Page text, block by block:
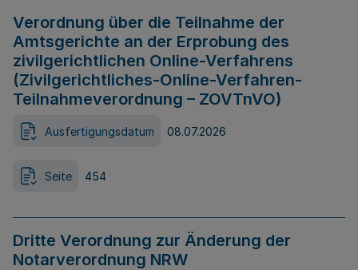
Verordnung über die Teilnahme der
Amtsgerichte an der Erprobung des
zivilgerichtlichen Online-Verfahrens
(Zivilgerichtliches-Online-Verfahren-
Teilnahmeverordnung – ZOVTnVO)
Ausfertigungsdatum 08.07.2026
Seite 454
Dritte Verordnung zur Änderung der
Notarverordnung NRW